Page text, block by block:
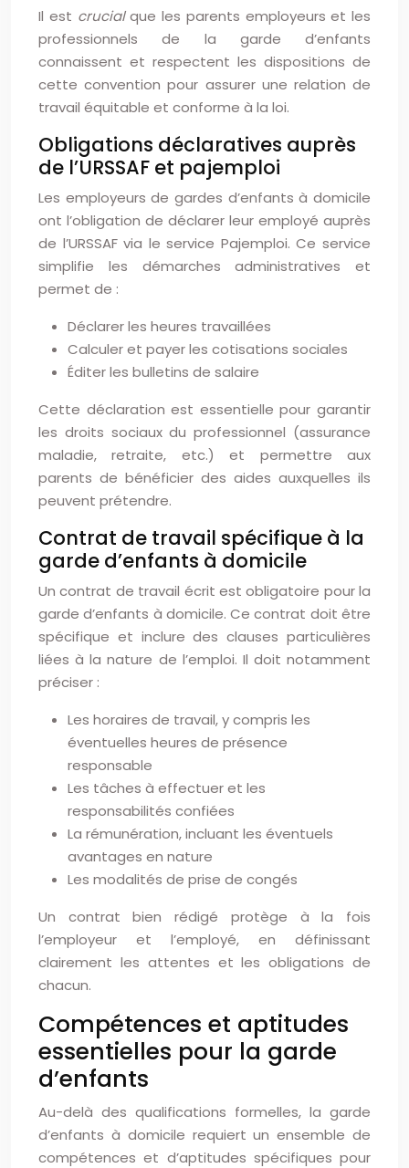
Il est crucialque les parents employeurs et les
professionnels de la garde d’enfants
connaissent et respectent les dispositions de
cette convention pour assurer une relation de
travail équitable et conforme à la loi.
Obligations déclaratives auprès
de l’URSSAF et pajemploi
Les employeurs de gardes d’enfants à domicile
ont l’obligation de déclarer leur employé auprès
de l’URSSAF via le service Pajemploi. Ce service
simplifie les démarches administratives et
permet de :
Déclarer les heures travaillées
Calculer et payer les cotisations sociales
Éditer les bulletins de salaire
Cette déclaration est essentielle pour garantir
les droits sociaux du professionnel (assurance
maladie, retraite, etc.) et permettre aux
parents de bénéficier des aides auxquelles ils
peuvent prétendre.
Contrat de travail spécifique à la
garde d’enfants à domicile
Un contrat de travail écrit est obligatoire pour la
garde d’enfants à domicile. Ce contrat doit être
spécifique et inclure des clauses particulières
liées à la nature de l’emploi. Il doit notamment
préciser :
Les horaires de travail, y compris les
éventuelles heures de présence
responsable
Les tâches à effectuer et les
responsabilités confiées
La rémunération, incluant les éventuels
avantages en nature
Les modalités de prise de congés
Un contrat bien rédigé protège à la fois
l’employeur et l’employé, en définissant
clairement les attentes et les obligations de
chacun.
Compétences et aptitudes
essentielles pour la garde
d’enfants
Au-delà des qualifications formelles, la garde
d’enfants à domicile requiert un ensemble de
compétences et d’aptitudes spécifiques pour